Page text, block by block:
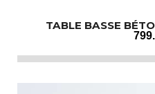
TABLE BASSE
799